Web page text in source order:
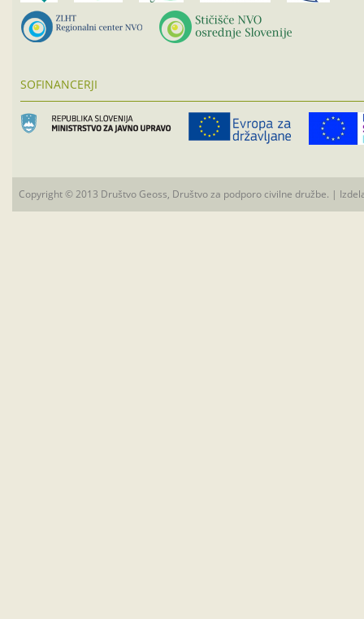
SOFINANCERJI
Copyright © 2013 Društvo Geoss, Društvo za podporo civilne družbe. |